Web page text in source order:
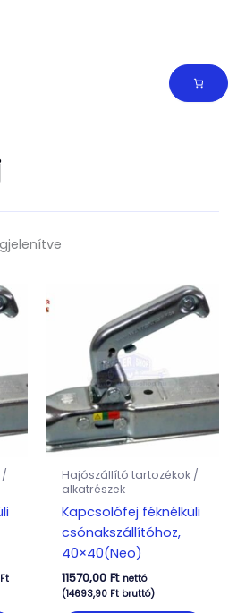
/
Ft
Hajószállító tartozékok /
alkatrészek
Kapcsolófej féknélküli
csónakszállítóhoz,
40×40(Neo)
11570,00 Ft nettó
(14693,90 Ftbruttó)